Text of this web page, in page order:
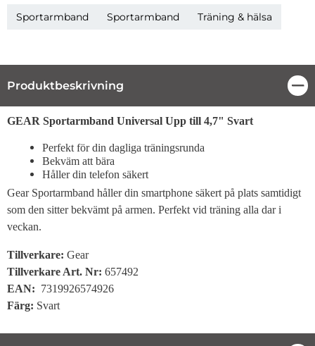
Sportarmband Sportarmband Träning & hälsa
Produktbeskrivning
Produktbeskrivning
GEAR Sportarmband Universal Upp till 4,7" Svart
Perfekt för din dagliga träningsrunda
Bekväm att bära
Håller din telefon säkert
Gear Sportarmband håller din smartphone säkert på plats samtidigt
som den sitter bekvämt på armen. Perfekt vid träning alla dar i
veckan.
Tillverkare: Gear
Tillverkare Art. Nr: 657492
EAN: 7319926574926
Färg: Svart